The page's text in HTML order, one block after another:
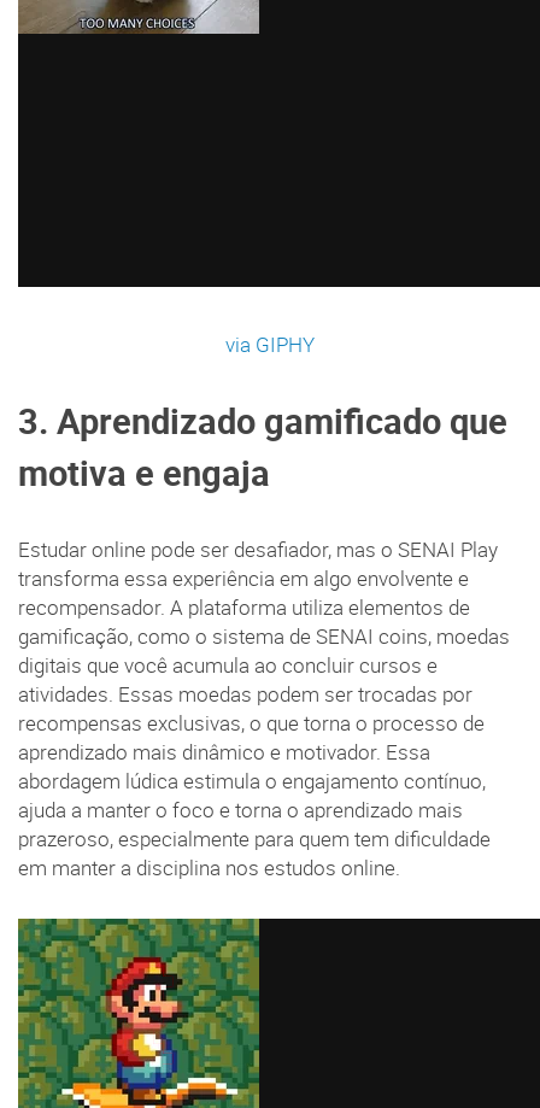
via GIPHY
3. Aprendizado gamificado que
motiva e engaja
Estudar online pode ser desafiador, mas o SENAI Play
transforma essa experiência em algo envolvente e
recompensador. A plataforma utiliza elementos de
gamificação, como o sistema de SENAI coins, moedas
digitais que você acumula ao concluir cursos e
atividades. Essas moedas podem ser trocadas por
recompensas exclusivas, o que torna o processo de
aprendizado mais dinâmico e motivador. Essa
abordagem lúdica estimula o engajamento contínuo,
ajuda a manter o foco e torna o aprendizado mais
prazeroso, especialmente para quem tem dificuldade
em manter a disciplina nos estudos online.